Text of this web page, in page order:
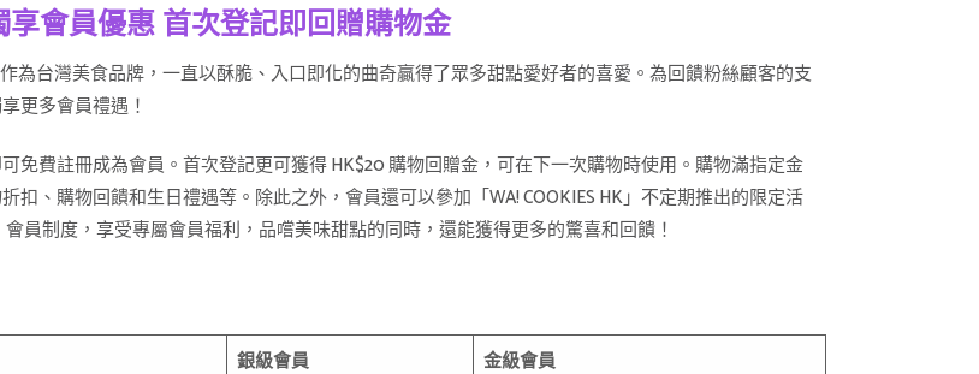
會員優惠 首次登記即回贈購物金
作為台灣美食品牌，一直以酥脆、入口即化的曲奇贏得了眾多甜點愛好者的喜愛。為回饋粉絲顧客的支
更多會員禮遇！
免費註冊成為會員。首次登記更可獲得 HK$20 購物回贈金，可在下一次購物時使用。購物滿指定金
、購物回饋和生日禮遇等。除此之外，會員還可以參加「WA! COOKIES HK」不定期推出的限定活
員制度，享受專屬會員福利，品嚐美味甜點的同時，還能獲得更多的驚喜和回饋！
銀級會員 金級會員